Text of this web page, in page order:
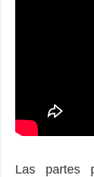
Las partes